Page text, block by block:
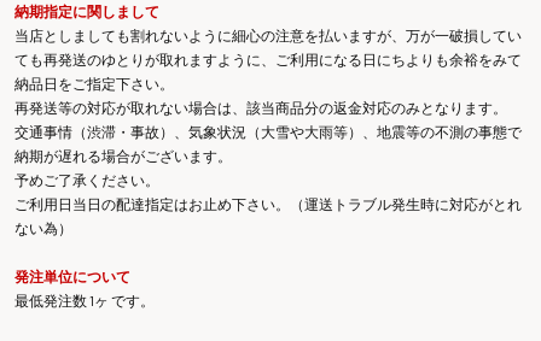
納期指定に関しまして
当店としましても割れないように細心の注意を払いますが、万が一破損してい
ても再発送のゆとりが取れますように、ご利用になる日にちよりも余裕をみて
納品日をご指定下さい。
再発送等の対応が取れない場合は、該当商品分の返金対応のみとなります。
交通事情（渋滞・事故）、気象状況（大雪や大雨等）、地震等の不測の事態で
納期が遅れる場合がございます。
予めご了承ください。
ご利用日当日の配達指定はお止め下さい。（運送トラブル発生時に対応がとれ
ない為）
発注単位について
最低発注数 1ヶ です。